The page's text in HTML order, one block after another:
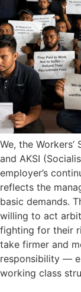
We, the
and AKSI
employer’s
reflects the
basic demands.
willing to act
fighting for their
take firmer and
responsibility —
working class